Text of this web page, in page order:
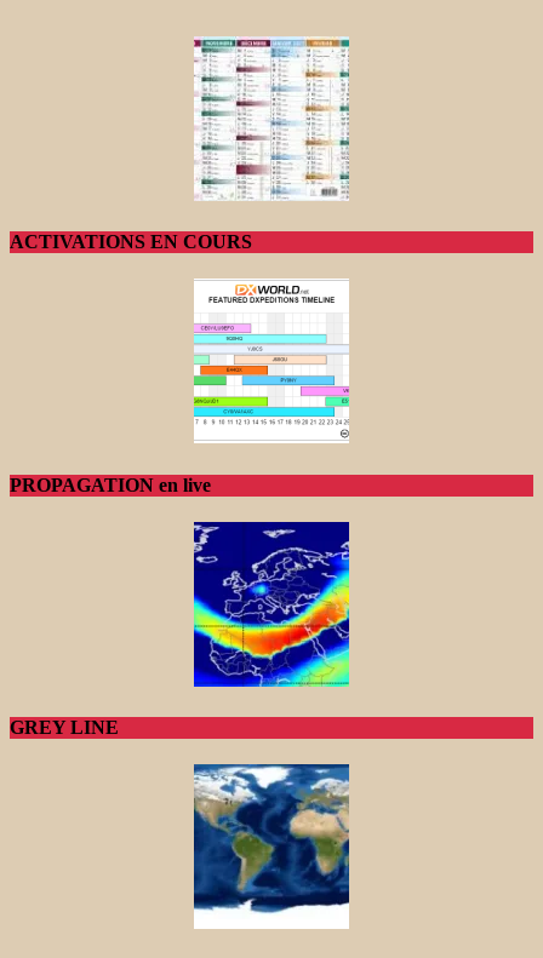
ACTIVATIONS EN COURS
PROPAGATION en live
GREY LINE